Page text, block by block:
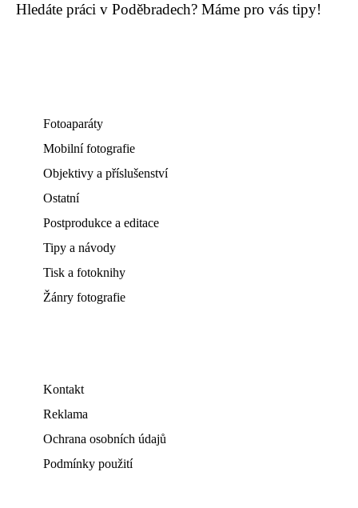
Hledáte práci v Poděbradech? Máme pro vás tipy!
Fotoaparáty
Mobilní fotografie
Objektivy a příslušenství
Ostatní
Postprodukce a editace
Tipy a návody
Tisk a fotoknihy
Žánry fotografie
Kontakt
Reklama
Ochrana osobních údajů
Podmínky použití